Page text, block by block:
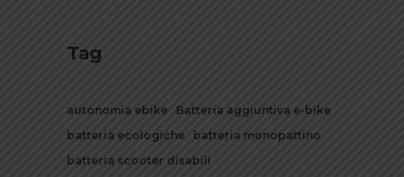
Tag
autonomia ebike
Batteria aggiuntiva e-bike
batteria ecologiche
batteria monopattino
batteria scooter disabili